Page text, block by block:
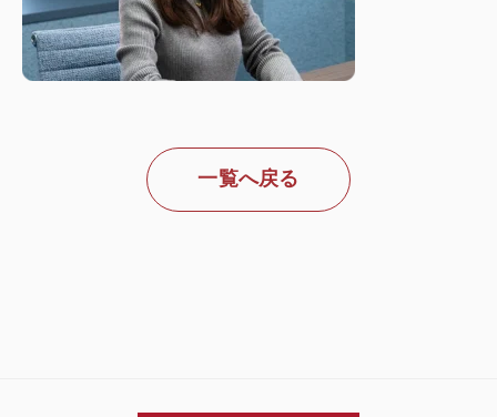
一覧へ戻る